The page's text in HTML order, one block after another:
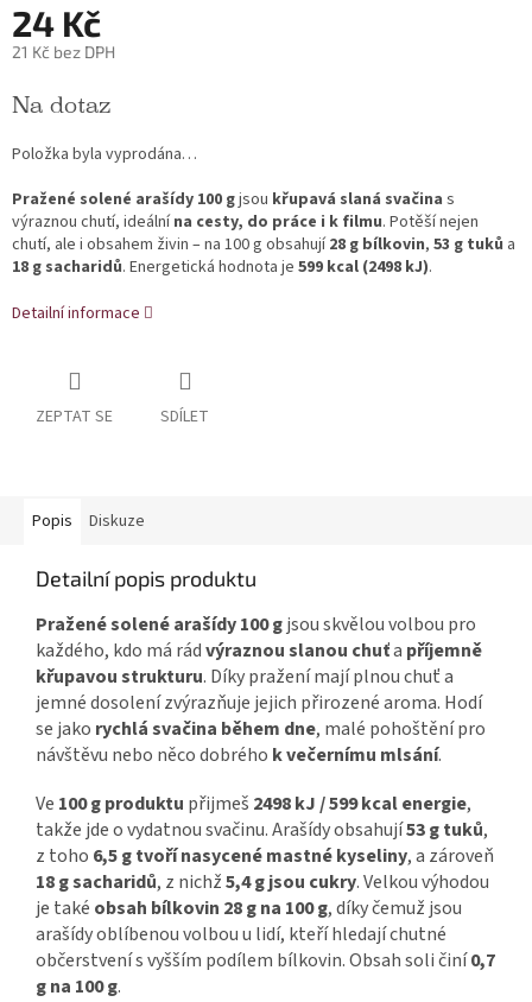
24 Kč
21 Kč bez DPH
Na dotaz
Položka byla vyprodána…
Pražené solené arašídy 100 gjsou křupavá slaná svačina s
výraznou chutí, ideálnína cesty, do práce i k filmu. Potěší nejen
chutí, ale i obsahem živin – na 100 g obsahují28 g bílkovin, 53 g tuků a
18 g sacharidů. Energetická hodnota je 599 kcal (2498 kJ).
Detailní informace
ZEPTAT SE SDÍLET
Popis Diskuze
Detailní popis produktu
Pražené solené arašídy 100 gjsou skvělou volbou pro
každého, kdo má rádvýraznou slanou chuťa příjemně
křupavou strukturu. Díky pražení mají plnou chuť a
jemné dosolení zvýrazňuje jejich přirozené aroma. Hodí
se jako rychlá svačina během dne, malé pohoštění pro
návštěvu nebo něco dobrého k večernímu mlsání.
Ve 100 g produktu přijmeš 2498 kJ / 599 kcal energie,
takže jde o vydatnou svačinu. Arašídy obsahují53 g tuků,
z toho 6,5 g tvoří nasycené mastné kyseliny, a zároveň
18 g sacharidů, z nichž5,4 g jsou cukry. Velkou výhodou
je také obsah bílkovin 28 g na 100 g, díky čemuž jsou
arašídy oblíbenou volbou u lidí, kteří hledají chutné
občerstvení s vyšším podílem bílkovin. Obsah soli činí0,7
g na 100 g.